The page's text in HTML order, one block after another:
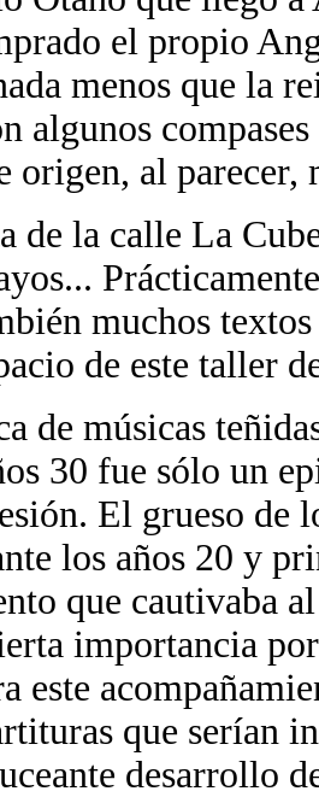
el propio
menos que la
algunos
origen, al parecer,
de la calle La
muchos
de este taller
de músicas
30 fue sólo un
El grueso de
los años 20 y
que cautivaba
importancia
este
que serían
desarrollo